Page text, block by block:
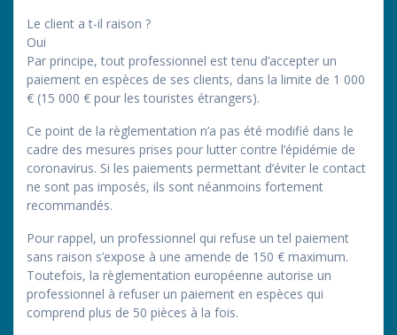
Le client a t-il raison ?
Oui
Par principe, tout professionnel est tenu d’accepter un
paiement en espèces de ses clients, dans la limite de 1 000
€ (15 000 € pour les touristes étrangers).
Ce point de la règlementation n’a pas été modifié dans le
cadre des mesures prises pour lutter contre l’épidémie de
coronavirus. Si les paiements permettant d’éviter le contact
ne sont pas imposés, ils sont néanmoins fortement
recommandés.
Pour rappel, un professionnel qui refuse un tel paiement
sans raison s’expose à une amende de 150 € maximum.
Toutefois, la règlementation européenne autorise un
professionnel à refuser un paiement en espèces qui
comprend plus de 50 pièces à la fois.